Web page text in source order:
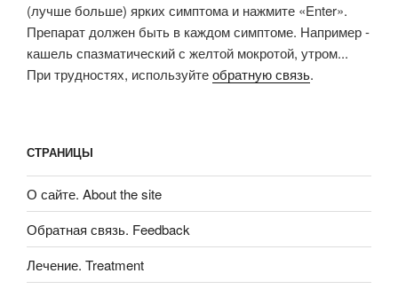
(лучше больше) ярких симптома и нажмите «Enter».
Препарат должен быть в каждом симптоме. Например -
кашель спазматический с желтой мокротой, утром...
При трудностях, используйтеобратную связь.
СТРАНИЦЫ
О сайте. About the site
Обратная связь. Feedback
Лечение. Treatment